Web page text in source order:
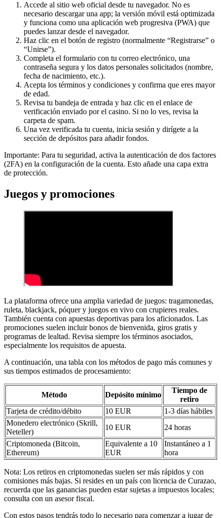
Accede al sitio web oficial desde tu navegador. No es
necesario descargar una app; la versión móvil está optimizada
y funciona como una aplicación web progresiva (PWA) que
puedes lanzar desde el navegador.
Haz clic en el botón de registro (normalmente “Registrarse” o
“Unirse”).
Completa el formulario con tu correo electrónico, una
contraseña segura y los datos personales solicitados (nombre,
fecha de nacimiento, etc.).
Acepta los términos y condiciones y confirma que eres mayor
de edad.
Revisa tu bandeja de entrada y haz clic en el enlace de
verificación enviado por el casino. Si no lo ves, revisa la
carpeta de spam.
Una vez verificada tu cuenta, inicia sesión y dirígete a la
sección de depósitos para añadir fondos.
Importante: Para tu seguridad, activa la autenticación de dos factores
(2FA) en la configuración de la cuenta. Esto añade una capa extra
de protección.
Juegos y promociones
La plataforma ofrece una amplia variedad de juegos: tragamonedas,
ruleta, blackjack, póquer y juegos en vivo con crupieres reales.
También cuenta con apuestas deportivas para los aficionados. Las
promociones suelen incluir bonos de bienvenida, giros gratis y
programas de lealtad. Revisa siempre los términos asociados,
especialmente los requisitos de apuesta.
A continuación, una tabla con los métodos de pago más comunes y
sus tiempos estimados de procesamiento:
Método Depósito mínimo
Tiempo de
retiro
Tarjeta de crédito/débito
10 EUR
1-3 días hábiles
Monedero electrónico (Skrill,
Neteller)
10 EUR
24 horas
Criptomoneda (Bitcoin,
Ethereum)
Equivalente a 10
EUR
Instantáneo a 1
hora
Nota: Los retiros en criptomonedas suelen ser más rápidos y con
comisiones más bajas. Si resides en un país con licencia de Curazao,
recuerda que las ganancias pueden estar sujetas a impuestos locales;
consulta con un asesor fiscal.
Con estos pasos tendrás todo lo necesario para comenzar a jugar de